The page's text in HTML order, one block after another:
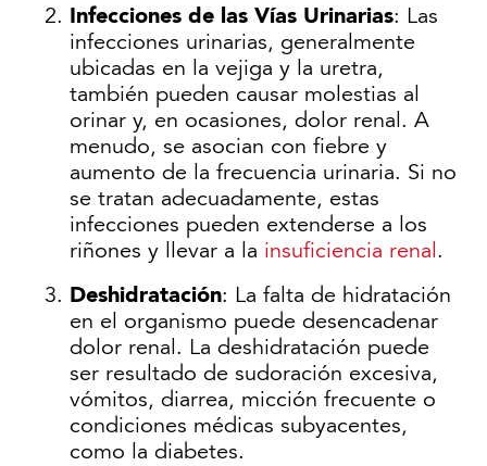
Infecciones de las Vías Urinarias: Las
infecciones urinarias, generalmente
ubicadas en la vejiga y la uretra,
también pueden causar molestias al
orinar y, en ocasiones, dolor renal. A
menudo, se asocian con fiebre y
aumento de la frecuencia urinaria. Si no
se tratan adecuadamente, estas
infecciones pueden extenderse a los
riñones y llevar a la insuficiencia renal .
Deshidratación: La falta de hidratación
en el organismo puede desencadenar
dolor renal. La deshidratación puede
ser resultado de sudoración excesiva,
vómitos, diarrea, micción frecuente o
condiciones médicas subyacentes,
como la diabetes.